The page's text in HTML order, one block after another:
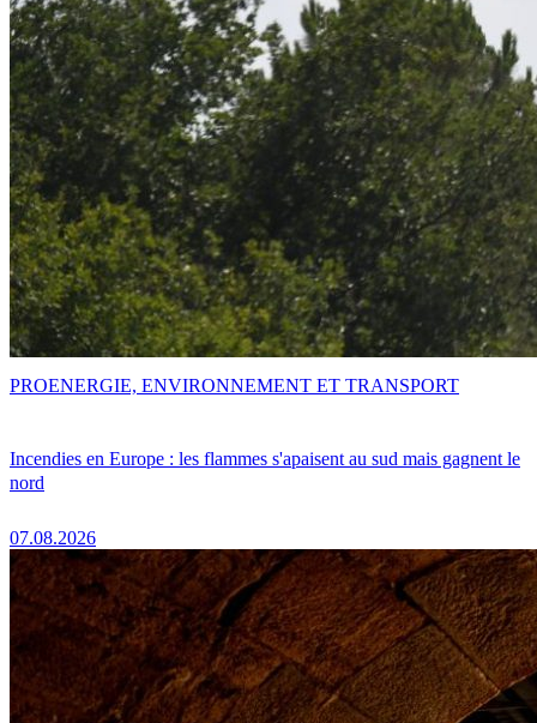
Incendies en Europe : les flammes s'apaisent au sud mais gagnent le
nord
07.08.2026
PROENERGIE, ENVIRONNEMENT ET TRANSPORT